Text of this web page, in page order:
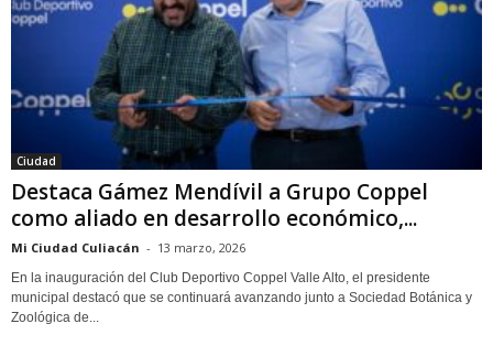
Ciudad
Destaca Gámez Mendívil a Grupo Coppel
como aliado en desarrollo económico,...
Mi Ciudad Culiacán - 13 marzo, 2026
En la inauguración del Club Deportivo Coppel Valle Alto, el presidente
municipal destacó que se continuará avanzando junto a Sociedad Botánica y
Zoológica de...